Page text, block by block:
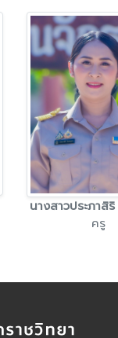
นางสาวประภาสิ
ครู